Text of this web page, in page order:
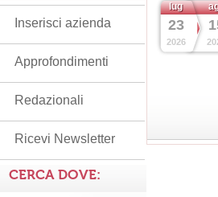
lug
23
2026
Inserisci azienda
Approfondimenti
Redazionali
Ricevi Newsletter
CERCA DOVE: